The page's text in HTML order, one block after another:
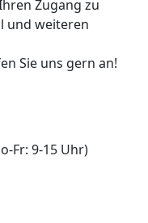
Zugang zu
und weiteren
Sie uns gern an!
Fr: 9-15 Uhr)